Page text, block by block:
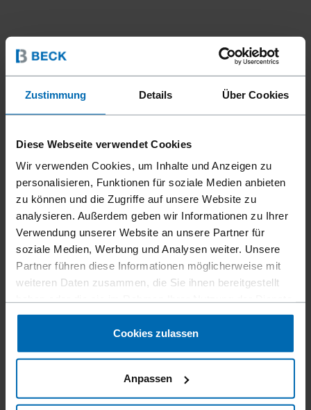
Zustimmung Details Über Cookies
Diese Webseite verwendet Cookies
Wir verwenden Cookies, um Inhalte und Anzeigen zu
personalisieren, Funktionen für soziale Medien anbieten
zu können und die Zugriffe auf unsere Website zu
analysieren. Außerdem geben wir Informationen zu Ihrer
Verwendung unserer Website an unsere Partner für
soziale Medien, Werbung und Analysen weiter. Unsere
Partner führen diese Informationen möglicherweise mit
weiteren Daten zusammen, die Sie ihnen bereitgestellt
gesammelt haben.
Cookies zulassen
Anpassen